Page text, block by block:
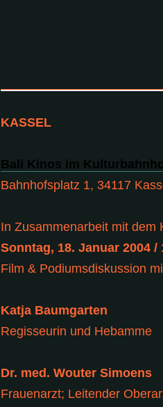
KASSEL
Bali Kinos im
Bahnhofsplatz 1, 34117
In Zusammenarbeit mit dem
Sonntag, 18. Januar 2004 /
Film & Podiumsdiskussion
Katja Baumgarten
Regisseurin und Hebamme
Dr. med. Wouter Simoens
Frauenarzt; Leitender